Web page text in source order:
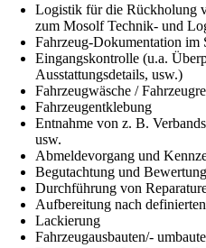
Logistik für die Rückholung
zum Mosolf Technik- und
Fahrzeug-Dokumentation im
Eingangskontrolle (u.a.
Ausstattungsdetails, usw.)
Fahrzeugwäsche /
Fahrzeugentklebung
Entnahme von z. B.
usw.
Abmeldevorgang und
Begutachtung und
Durchführung von
Aufbereitung nach
Lackierung
Fahrzeugausbauten/-